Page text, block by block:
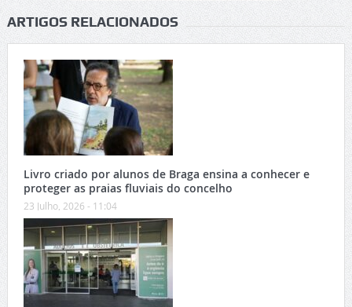
ARTIGOS RELACIONADOS
Livro criado por alunos de Braga ensina a conhecer e
proteger as praias fluviais do concelho
23 Julho, 2026 - 11:04